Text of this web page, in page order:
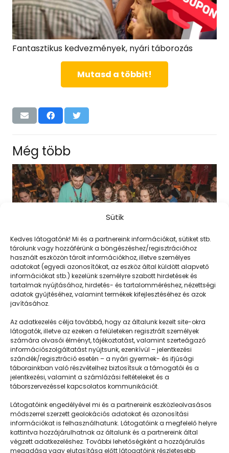
Sütik
Kedves látogatónk! Mi és a partnereink információkat, sütiket stb.
tárolunk vagy hozzáférünk a böngészéshez/regisztrációhoz
használt eszközön tárolt információkhoz, illetve személyes
adatokat (egyedi azonosítókat, az eszköz által küldött alapvető
információkat stb.) kezelünk személyre szabott hirdetések és
tartalmak nyújtásához, hirdetés- és tartalomméréshez, nézettségi
adatok gyűjtéséhez, valamint termékek kifejlesztéséhez és azok
javításához.
Az adatkezelés célja továbbá, hogy az általunk kezelt site-okra
látogatók, illetve az ezeken a felületeken regisztrált személyek
számára olvasói élményt, tájékoztatást, valamint szerteágazó
információszolgáltatást nyújtsunk, ezenkívül – jelentkezési
szándék/regisztráció esetén – a nyári gyermek- és ifjúsági
táborainkban való részvételhez biztosítsuk a támogatói és a
jelentkezési, valamint a számlázási feltételeket és a
táborszervezéssel kapcsolatos kommunikációt.
Látogatóink engedélyével mi és a partnereink eszközleolvasásos
módszerrel szerzett geolokációs adatokat és azonosítási
információkat is felhasználhatunk. Látogatóink a megfelelő helyre
kattintva hozzájárulhatnak az általunk és a partnereink által
végzett adatkezeléshez. További lehetőségként a hozzájárulás
megadása vagy elutasítása előtt látogatóink részletesebb
Fantasztikus kedvezmények, nyári táborozás
Mutasd a többit!
Még több
Végtelen energia van itt